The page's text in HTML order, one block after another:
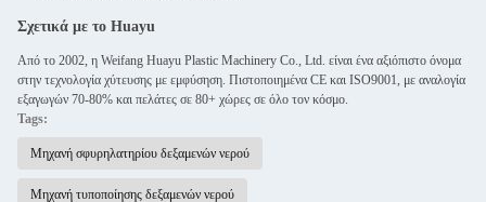
Σχετικά με το Huayu
Από το 2002, η Weifang Huayu Plastic Machinery Co., Ltd. είναι ένα αξιόπιστο όνομα
στην τεχνολογία χύτευσης με εμφύσηση. Πιστοποιημένα CE και ISO9001, με αναλογία
εξαγωγών 70-80% και πελάτες σε 80+ χώρες σε όλο τον κόσμο.
Tags:
Μηχανή σφυρηλατηρίου δεξαμενών νερού
Μηχανή τυποποίησης δεξαμενών νερού